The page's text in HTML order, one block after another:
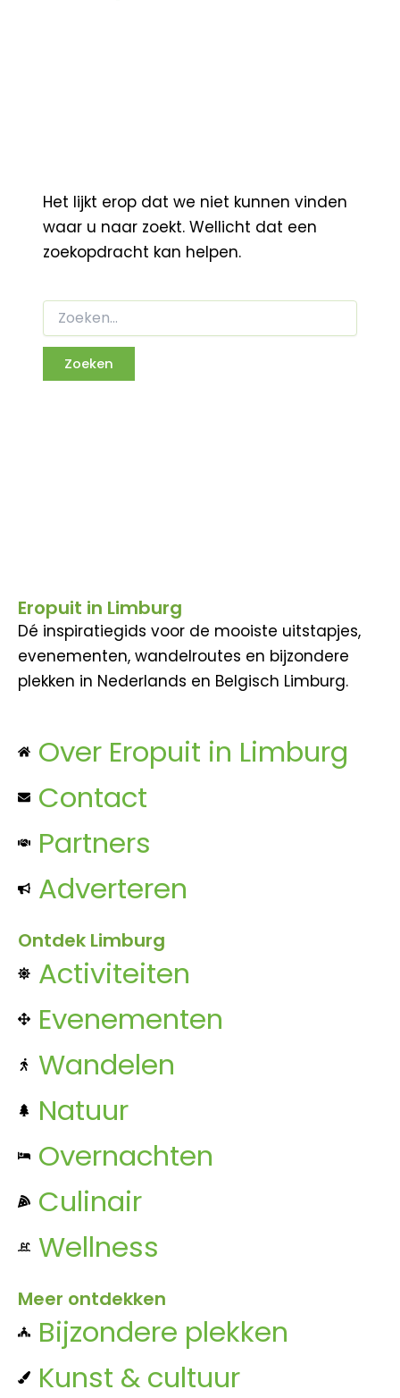
Het lijkt erop dat we niet kunnen vinden
waar u naar zoekt. Wellicht dat een
zoekopdracht kan helpen.
Eropuit in Limburg
Dé inspiratiegids voor de mooiste uitstapjes,
evenementen, wandelroutes en bijzondere
plekken in Nederlands en Belgisch Limburg.
Over Eropuit in Limburg
Contact
Partners
Adverteren
Ontdek Limburg
Activiteiten
Evenementen
Wandelen
Natuur
Overnachten
Culinair
Wellness
Meer ontdekken
Bijzondere plekken
Kunst & cultuur